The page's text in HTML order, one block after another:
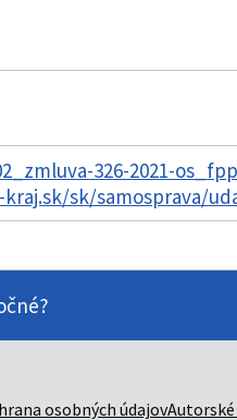
326-2021-
sk/samosprava/
osobných údajov